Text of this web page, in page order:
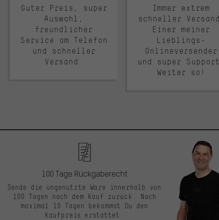
Guter Preis, super
Auswahl,
freundlicher
Service am Telefon
und schneller
Versand.
Immer extrem
schneller
Einer meiner
Lieblings-
Onlineversender
und super
Weiter so!
100 Tage Rückgaberecht
Sende die ungenutzte Ware innerhalb von
100 Tagen nach dem Kauf zurück. Nach
maximal 10 Tagen bekommst Du den
Kaufpreis erstattet.